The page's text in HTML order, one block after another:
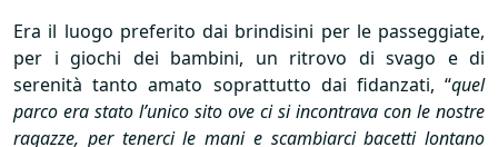
Era il luogo preferito dai brindisini per le passeggiate,
per i giochi dei bambini, un ritrovo di svago e di
serenità tanto amato soprattutto dai fidanzati, “quel
parco era stato l’unico sito ove ci si incontrava con le nostre
ragazze, per tenerci le mani e scambiarci bacetti lontano